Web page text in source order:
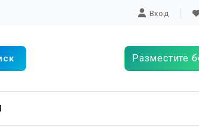
Вход
Разместите